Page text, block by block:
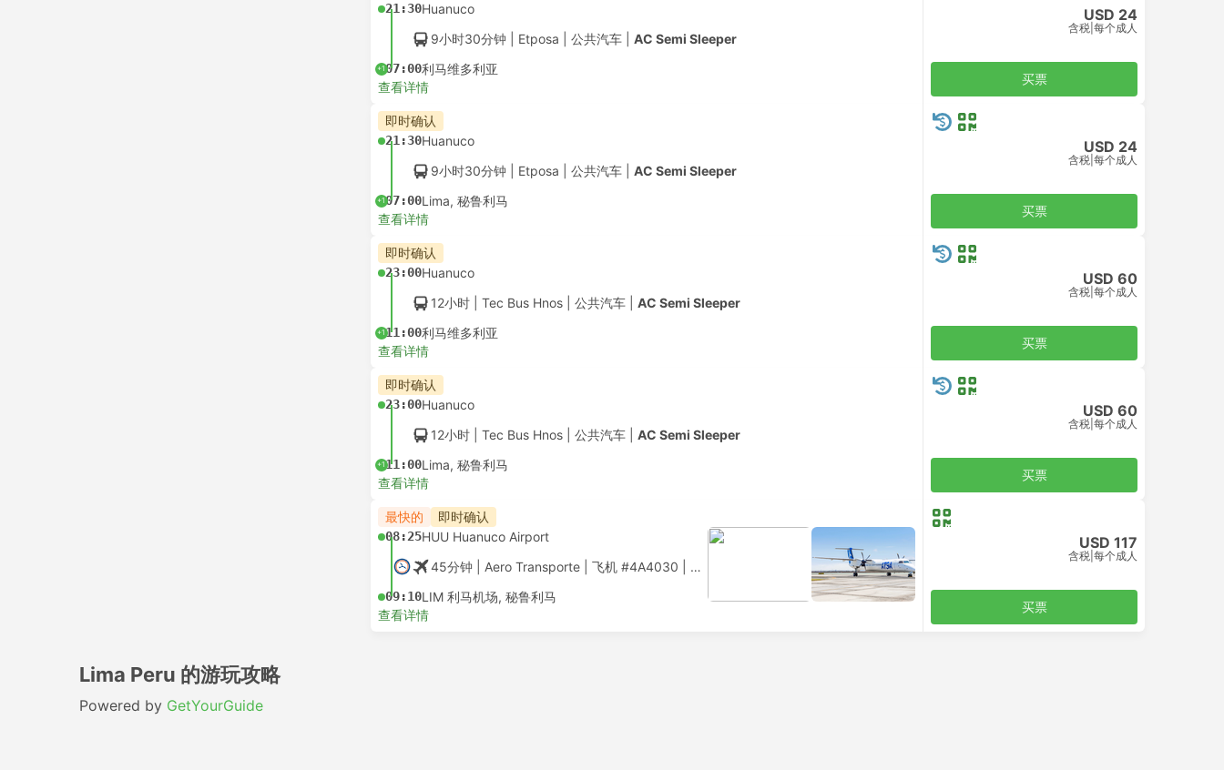
21:30Huanuco
9小时30分钟 | Etposa 公共汽车 AC Semi Sleeper
+107:00利马维多利亚
查看详情
USD 24
含税 每个成人
买票
即时确认
21:30Huanuco
9小时30分钟 | Etposa 公共汽车 AC Semi Sleeper
+107:00Lima, 秘鲁利马
查看详情
USD 24
含税 每个成人
买票
即时确认
23:00Huanuco
12小时 | Tec Bus Hnos 公共汽车 AC Semi Sleeper
+111:00利马维多利亚
查看详情
USD 60
含税 每个成人
买票
即时确认
23:00Huanuco
12小时 | Tec Bus Hnos 公共汽车 AC Semi Sleeper
+111:00Lima, 秘鲁利马
查看详情
USD 60
含税 每个成人
买票
最快的 即时确认
08:25HUU Huanuco Airport
45分钟 | Aero Transporte 飞机 #4A4030 经济舱
09:10LIM 利马机场, 秘鲁利马
查看详情
USD 117
含税 每个成人
买票
Lima Peru 的游玩攻略
Powered by GetYourGuide